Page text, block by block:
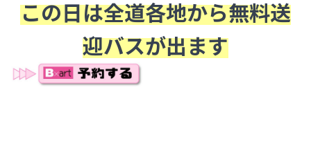
この日は全道各地から無料送
迎バスが出ます